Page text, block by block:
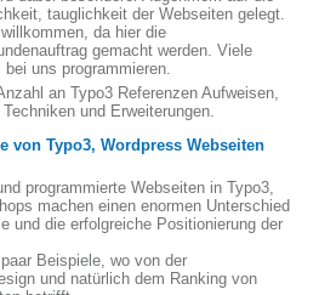
tauglichkeit der Webseiten gelegt.
da hier die
gemacht werden. Viele
uns programmieren.
an Typo3 Referenzen Aufweisen,
und Erweiterungen.
von Typo3, Wordpress Webseiten
programmierte Webseiten in Typo3,
machen einen enormen Unterschied
und die erfolgreiche Positionierung der
Beispiele, wo von der
und natürlich dem Ranking von